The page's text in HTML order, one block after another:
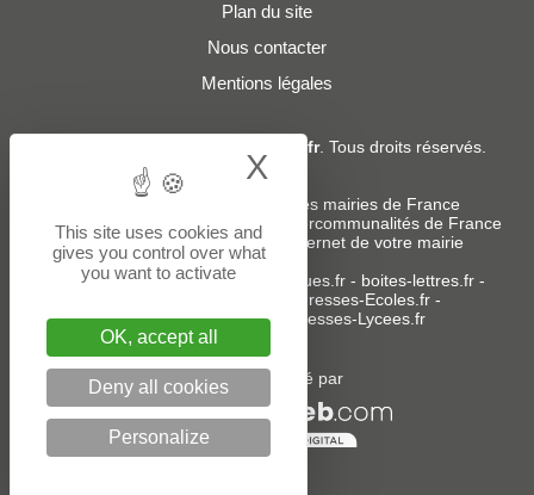
Plan du site
Nous contacter
Mentions légales
Adresses-Mairies.fr. Tous droits réservés.
Services :
Liste des adresses e-mails des mairies de France
Liste des adresses e-mails des intercommunalités de France
-Création ou refonte du site internet de votre mairie
Sites partenaires:donneespubliques.fr- boites-lettres.fr-
Adresses-Ecoles.fr -
Adresses-Colleges.fr- Adresses-Lycees.fr
Un service édité par
This site uses cookies and
gives you control over what
you want to activate
OK, accept all
Deny all cookies
Personalize
X